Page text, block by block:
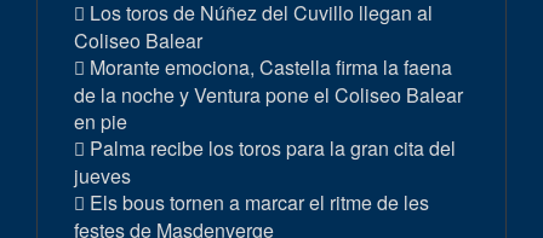
Los toros de Núñez del Cuvillo llegan al
Coliseo Balear
Morante emociona, Castella firma la faena
de la noche y Ventura pone el Coliseo Balear
en pie
Palma recibe los toros para la gran cita del
jueves
Els bous tornen a marcar el ritme de les
festes de Masdenverge